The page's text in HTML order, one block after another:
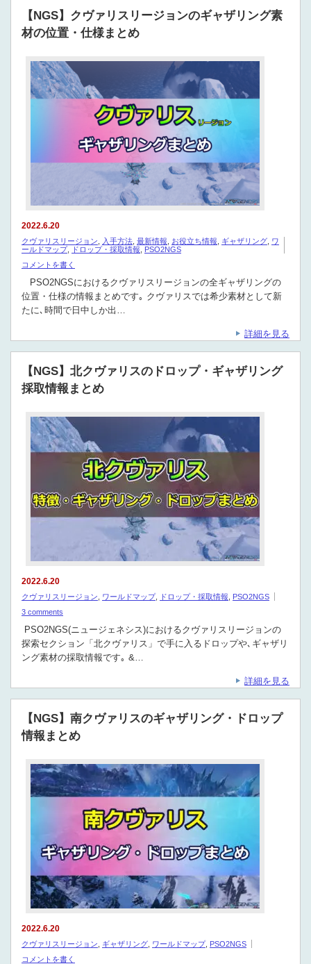
【NGS】クヴァリスリージョンのギャザリング素
材の位置・仕様まとめ
2022.6.20
クヴァリスリージョン 入手方法 最新情報 お役立ち情報 ギャザリング ワ
ールドマップ, ドロップ・採取情報
PSO2NGS
コメントを書く
PSO2NGSにおけるクヴァリスリージョンの全ギャザリングの
位置・仕様の情報まとめです｡ クヴァリスでは希少素材として新
たに､時間で日中しか出…
詳細を見る
【NGS】北クヴァリスのドロップ・ギャザリング
採取情報まとめ
2022.6.20
クヴァリスリージョン ワールドマップ, ドロップ・採取情報
PSO2NGS
3 comments
PSO2NGS(ニュージェネシス)におけるクヴァリスリージョンの
探索セクション「北クヴァリス」で手に入るドロップや､ギャザリ
ング素材の採取情報です｡ &…
詳細を見る
【NGS】南クヴァリスのギャザリング・ドロップ
情報まとめ
2022.6.20
クヴァリスリージョン ギャザリング ワールドマップ, PSO2NGS
コメントを書く